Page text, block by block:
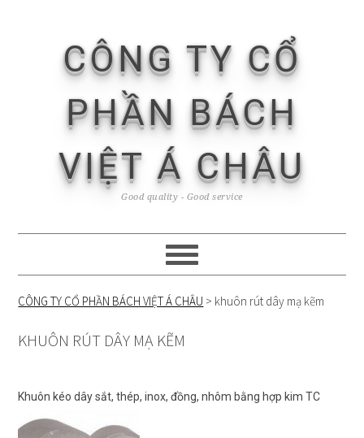
navigationCÔNG TY CỔ
PHẦN BÁCH
VIỆT Á CHÂU
Good quality - Good service
CÔNG TY CỔ PHẦN BÁCH VIỆT Á CHÂU > khuôn rút dây mạ kẽm
KHUÔN RÚT DÂY MẠ KẼM
Khuôn kéo dây sắt, thép, inox, đồng, nhôm bằng hợp kim TC